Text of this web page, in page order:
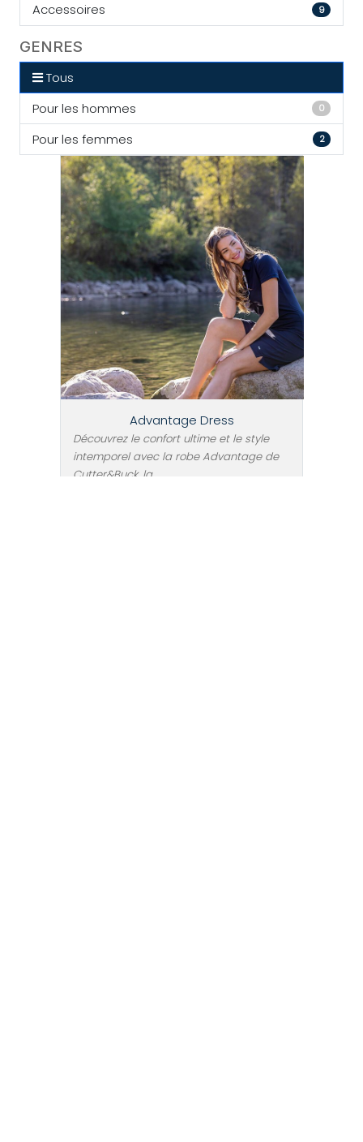
Accessoires 9
GENRES
Tous
Pour les hommes
0
Pour les femmes 2
Advantage Dress
Découvrez le confort ultime et le style
intemporel avec la robe Advantage de
Cutter&Buck, la ...